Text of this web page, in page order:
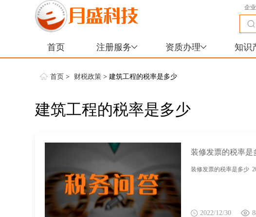
企
首页 注册服务 资质办理 知识
首页 > 财税政策 > 建筑工程的税率是多少
建筑工程的税率是多少
装修发票的税率是
装修发票的税率是多少
2022/12/30